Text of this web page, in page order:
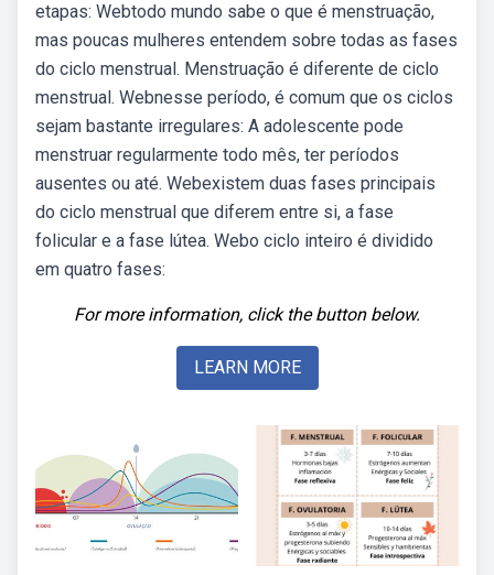
etapas: Webtodo mundo sabe o que é menstruação,
mas poucas mulheres entendem sobre todas as fases
do ciclo menstrual. Menstruação é diferente de ciclo
menstrual. Webnesse período, é comum que os ciclos
sejam bastante irregulares: A adolescente pode
menstruar regularmente todo mês, ter períodos
ausentes ou até. Webexistem duas fases principais
do ciclo menstrual que diferem entre si, a fase
folicular e a fase lútea. Webo ciclo inteiro é dividido
em quatro fases:
For more information, click the button below.
LEARN MORE